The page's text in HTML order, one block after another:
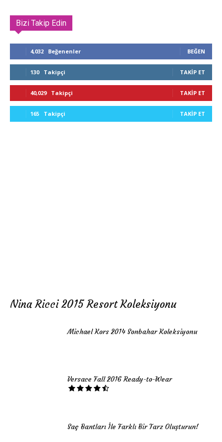
Bizi Takip Edin
4,032 Beğenenler BEĞEN
130 Takipçi TAKIP ET
40,029 Takipçi TAKIP ET
165 Takipçi TAKIP ET
Nina Ricci 2015 Resort Koleksiyonu
Michael Kors 2014 Sonbahar Koleksiyonu
Versace Fall 2016 Ready-to-Wear
Saç Bantları İle Farklı Bir Tarz Oluşturun!